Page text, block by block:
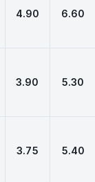
4.90 6.60
3.90 5.30
3.75 5.40